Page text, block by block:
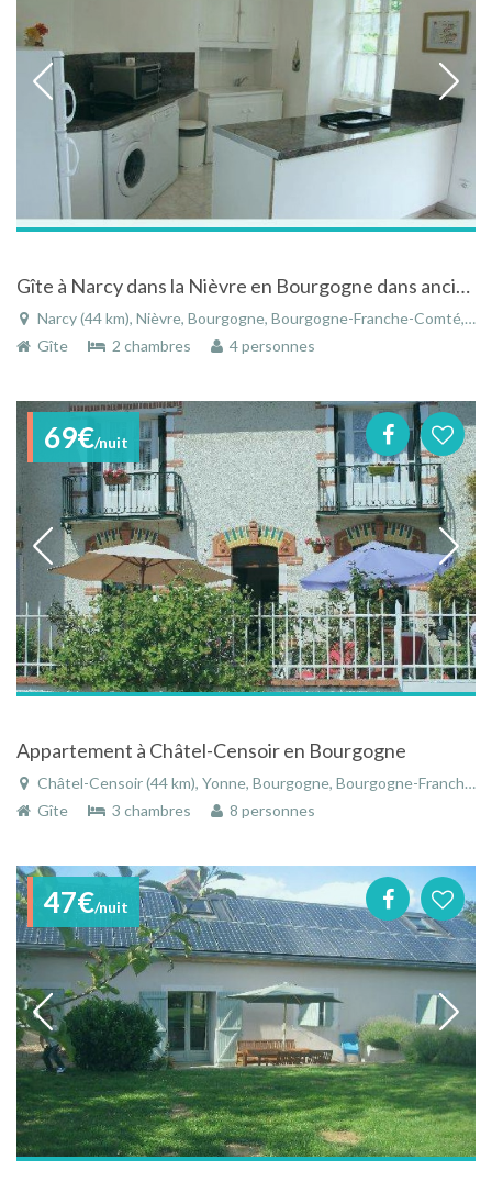
Gîte à Narcy dans la Nièvre en Bourgogne dans ancienne ferme
Narcy (44 km), Nièvre, Bourgogne, Bourgogne-Franche-Comté, France
Gîte
2 chambres 4 personnes
69€/nuit
Appartement à Châtel-Censoir en Bourgogne
Châtel-Censoir (44 km), Yonne, Bourgogne, Bourgogne-Franche-Comté, France
Gîte
3 chambres 8 personnes
47€/nuit